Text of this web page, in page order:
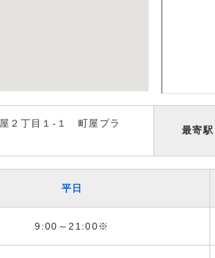
２丁目１-１ 町屋プラ
最寄駅
平日
9:00～21:00※